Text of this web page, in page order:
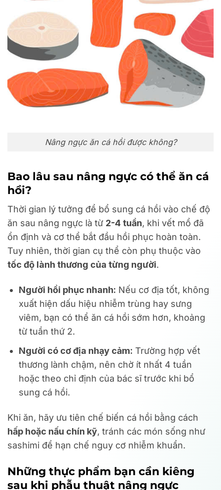
Nâng ngực ăn cá hồi được không?
Bao lâu sau nâng ngực có thể ăn cá
hồi?
Thời gian lý tưởng để bổ sung cá hồi vào chế độ
ăn sau nâng ngực là từ 2-4 tuần, khi vết mổ đã
ổn định và cơ thể bắt đầu hồi phục hoàn toàn.
Tuy nhiên, thời gian cụ thể còn phụ thuộc vào
tốc độ lành thương của từng người.
Người hồi phục nhanh: Nếu cơ địa tốt, không
xuất hiện dấu hiệu nhiễm trùng hay sưng
viêm, bạn có thể ăn cá hồi sớm hơn, khoảng
từ tuần thứ 2.
Người có cơ địa nhạy cảm: Trường hợp vết
thương lành chậm, nên chờ ít nhất 4 tuần
hoặc theo chỉ định của bác sĩ trước khi bổ
sung cá hồi.
Khi ăn, hãy ưu tiên chế biến cá hồi bằng cách
hấp hoặc nấu chín kỹ, tránh các món sống như
sashimi để hạn chế nguy cơ nhiễm khuẩn.
Những thực phẩm bạn cần kiêng
sau khi phẫu thuật nâng ngực